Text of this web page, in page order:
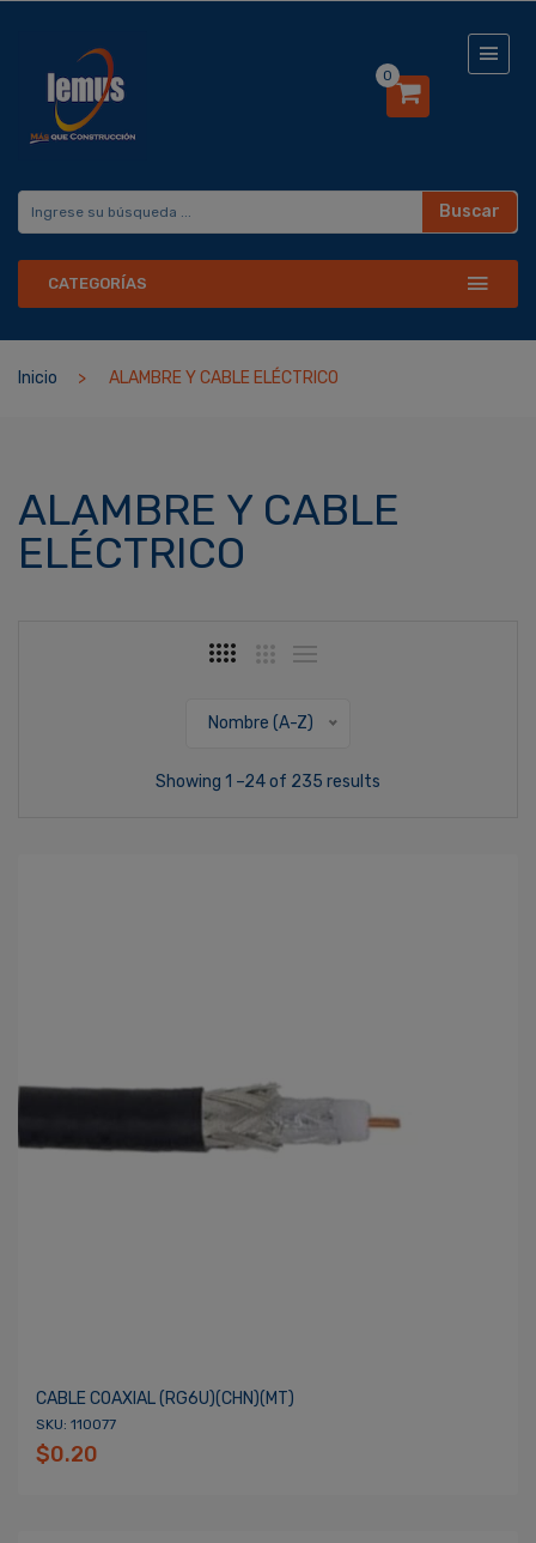
0
Buscar
CATEGORÍAS
Inicio ALAMBRE Y CABLE ELÉCTRICO
ALAMBRE Y CABLE
ELÉCTRICO
Nombre (A-Z)
Showing 1 –24 of 235 results
CABLE COAXIAL (RG6U)(CHN)(MT)
SKU: 110077
$0.20